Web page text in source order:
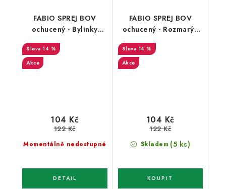
FABIO SPREJ BOV
ochucený - Bylinky
250ml
14 %
Akce
Momentálně nedostupné
104 Kč
122 Kč
FABIO SPREJ BOV
ochucený - Rozmarýn
250ml
14 %
Akce
Skladem (5 ks)
104 Kč
122 Kč